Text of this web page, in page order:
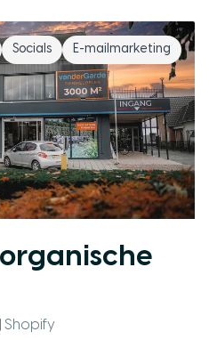
Socials E-mailmarketing
organische
Shopify